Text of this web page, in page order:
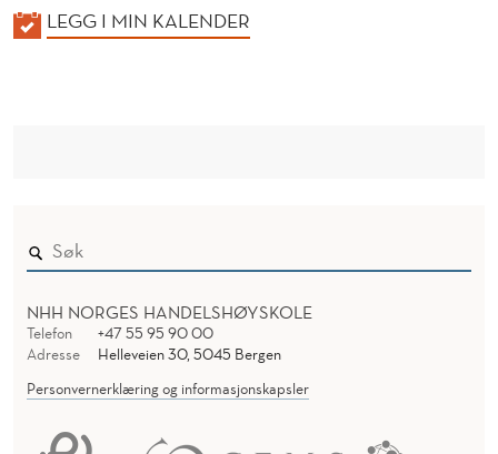
AK
LEGG I MIN KALENDER
NHH NORGES HANDELSHØYSKOLE
Telefon
+47 55 95 90 00
Adresse
Helleveien 30, 5045 Bergen
Personvernerklæring og informasjonskapsler